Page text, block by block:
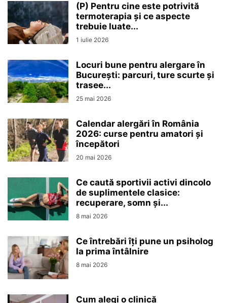
(P) Pentru cine este potrivită
termoterapia și ce aspecte
trebuie luate...
1 iulie 2026
Locuri bune pentru alergare în
București: parcuri, ture scurte și
trasee...
25 mai 2026
Calendar alergări în România
2026: curse pentru amatori și
începători
20 mai 2026
Ce caută sportivii activi dincolo
de suplimentele clasice:
recuperare, somn și...
8 mai 2026
Ce întrebări îți pune un psiholog
la prima întâlnire
8 mai 2026
Cum alegi o clinică